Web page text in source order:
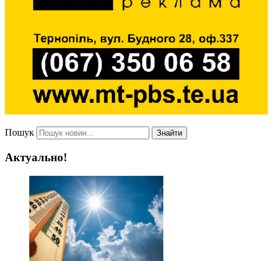
Пошук Знайти
Актуально!